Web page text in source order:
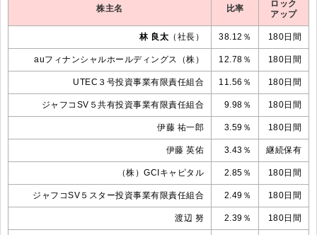
株主名 比率
ロック
アップ
林 良太 （社長） 38.12％ 180日間
auフィナンシャルホールディングス（株） 12.78％ 180日間
UTEC３号投資事業有限責任組合 11.56％ 180日間
ジャフコSV５共有投資事業有限責任組合 9.98％ 180日間
伊藤 祐一郎 3.59％ 180日間
伊藤 英佑 3.43％ 継続保有
（株）GCIキャピタル 2.85％ 180日間
ジャフコSV５スター投資事業有限責任組合 2.49％ 180日間
渡辺 努 2.39％ 180日間